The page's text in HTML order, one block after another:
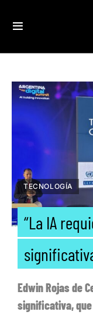
TECNOLOGÍA
“La IA
Edwin Rojas de
significativa,